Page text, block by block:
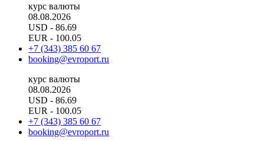
курс валюты
08.08.2026
USD - 86.69
EUR - 100.05
+7 (343) 385 60 67
booking@evroport.ru
курс валюты
08.08.2026
USD - 86.69
EUR - 100.05
+7 (343) 385 60 67
booking@evroport.ru